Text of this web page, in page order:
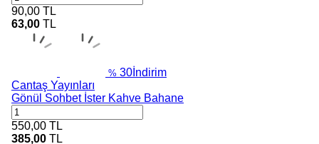
90,00 TL
63,00 TL
% 30 İndirim
Cantaş Yayınları
Gönül Sohbet İster Kahve Bahane
550,00 TL
385,00 TL